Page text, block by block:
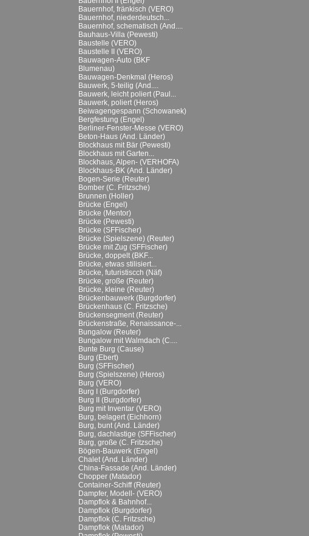
Bauernhof, fränkisch (VERO)
Bauernhof, niederdeutsch...
Bauernhof, schematisch (And....
Bauhaus-Villa (Pewesti)
Baustelle (VERO)
Baustelle II (VERO)
Bauwagen-Auto (BKF
Blumenau)
Bauwagen-Denkmal (Heros)
Bauwerk, 5-teilig (And....
Bauwerk, leicht poliert (Paul...
Bauwerk, poliert (Heros)
Beiwagengespann (Schowanek)
Bergfestung (Engel)
Berliner-Fenster-Messe (VERO)
Beton-Haus (And. Länder)
Blockhaus mit Bär (Pewesti)
Blockhaus mit Garten...
Blockhaus, Alpen- (VERHOFA)
Blockhaus-BK (And. Länder)
Bogen-Serie (Reuter)
Bomber (C. Fritzsche)
Brunnen (Holler)
Brücke (Engel)
Brücke (Mentor)
Brücke (Pewesti)
Brücke (SFFischer)
Brücke (Spielszene) (Reuter)
Brücke mit Zug (SFFischer)
Brücke, doppelt (BKF...
Brücke, etwas stilisiert...
Brücke, futuristiscch (Näf)
Brücke, große (Reuter)
Brücke, kleine (Reuter)
Brückenbauwerk (Burgdorfer)
Brückenhaus (C. Fritzsche)
Brückensegment (Reuter)
Brückenstraße, Renaissance-...
Bungalow (Reuter)
Bungalow mit Walmdach (C....
Bunte Burg (Cause)
Burg (Ebert)
Burg (SFFischer)
Burg (Spielszene) (Heros)
Burg (VERO)
Burg I (Burgdorfer)
Burg II (Burgdorfer)
Burg mit Inventar (VERO)
Burg, belagert (Eichhorn)
Burg, bunt (And. Länder)
Burg, dachlastige (SFFischer)
Burg, große (C. Fritzsche)
Bögen-Bauwerk (Engel)
Chalet (And. Länder)
China-Fassade (And. Länder)
Chopper (Matador)
Container-Schiff (Reuter)
Dampfer, Modell- (VERO)
Dampflok & Bahnhof...
Dampflok (Burgdorfer)
Dampflok (C. Fritzsche)
Dampflok (Matador)